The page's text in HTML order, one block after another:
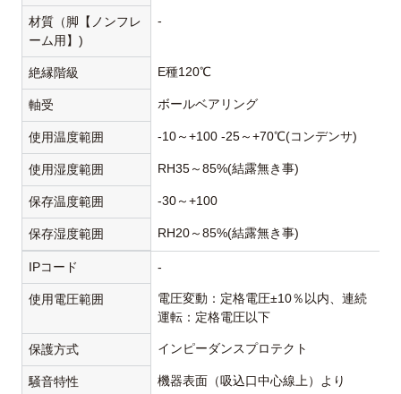
材質（脚【ノンフレ
ーム用】)
-
絶縁階級 E種120℃
軸受 ボールベアリング
使用温度範囲 -10～+100 -25～+70℃(コンデンサ)
使用湿度範囲 RH35～85%(結露無き事)
保存温度範囲 -30～+100
保存湿度範囲 RH20～85%(結露無き事)
IPコード -
使用電圧範囲
電圧変動：定格電圧±10％以内、連続
運転：定格電圧以下
保護方式 インピーダンスプロテクト
騒音特性
機器表面（吸込口中心線上）より